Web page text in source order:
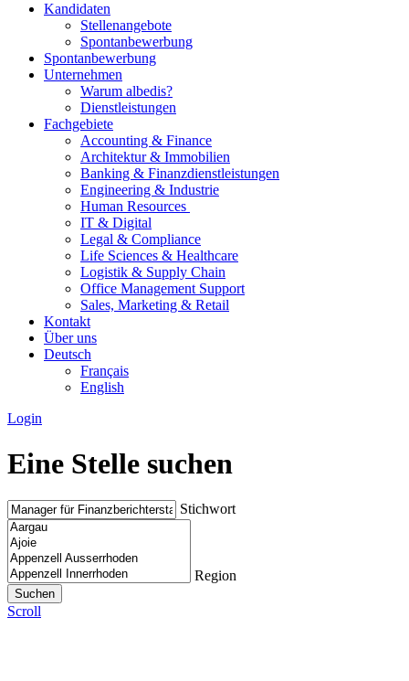
Kandidaten
Stellenangebote
Spontanbewerbung
Spontanbewerbung
Unternehmen
Warum albedis?
Dienstleistungen
Fachgebiete
Accounting & Finance
Architektur & Immobilien
Banking & Finanzdienstleistungen
Engineering & Industrie
Human Resources
IT & Digital
Legal & Compliance
Life Sciences & Healthcare
Logistik & Supply Chain
Office Management Support
Sales, Marketing & Retail
Kontakt
Über uns
Deutsch
Français
English
Login
Eine Stelle suchen
Stichwort
Region
Scroll